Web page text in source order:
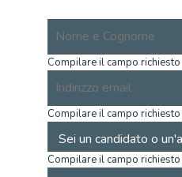
Compilare il campo richiesto
Compilare il campo richiesto
Compilare il campo richiesto